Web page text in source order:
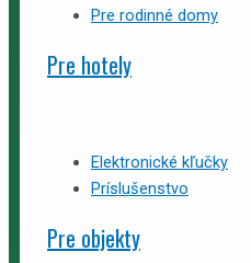
Pre rodinné domy
Pre hotely
Elektronické kľučky
Príslušenstvo
Pre objekty